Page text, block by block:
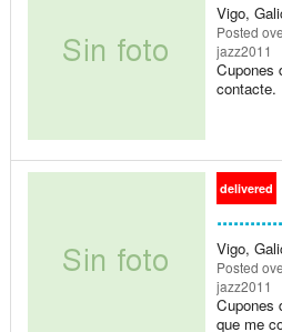
Vigo,
Posted
jazz2011
Cupones
contacte.
delivered
Vigo,
Posted
jazz2011
Cupones
que me